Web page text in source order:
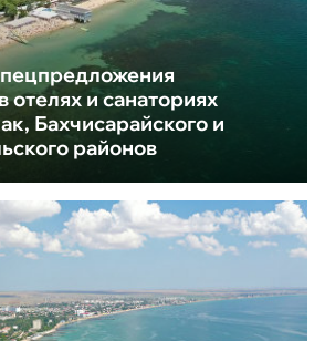
отелях и санаториях
Бахчисарайского и
районов